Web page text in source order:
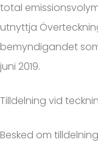
total
utnyttja
bemyndigandet
juni 2019.
Tilldelning vid
Besked om